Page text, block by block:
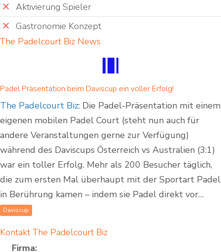
Aktivierung Spieler
Gastronomie Konzept
The Padelcourt Biz News
Padel Präsentation beim Daviscup ein voller Erfolg!
The Padelcourt Biz: Die Padel-Präsentation mit einem
eigenen mobilen Padel Court (steht nun auch für
andere Veranstaltungen gerne zur Verfügung)
während des Daviscups Österreich vs Australien (3:1)
war ein toller Erfolg. Mehr als 200 Besucher täglich,
die zum ersten Mal überhaupt mit der Sportart Padel
in Berührung kamen – indem sie Padel direkt vor…
Daviscup
Kontakt The Padelcourt Biz
Firma: